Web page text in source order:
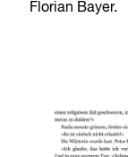
Florian Bayer.